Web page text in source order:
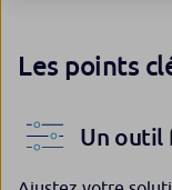
Les points
Un outil